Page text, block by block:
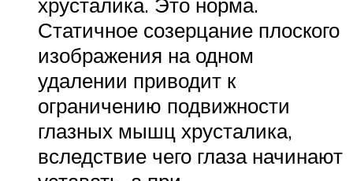
Статичное созерцание плоского
изображения на одном
удалении приводит к
ограничению подвижности
глазных мышц хрусталика,
вследствие чего глаза начинают